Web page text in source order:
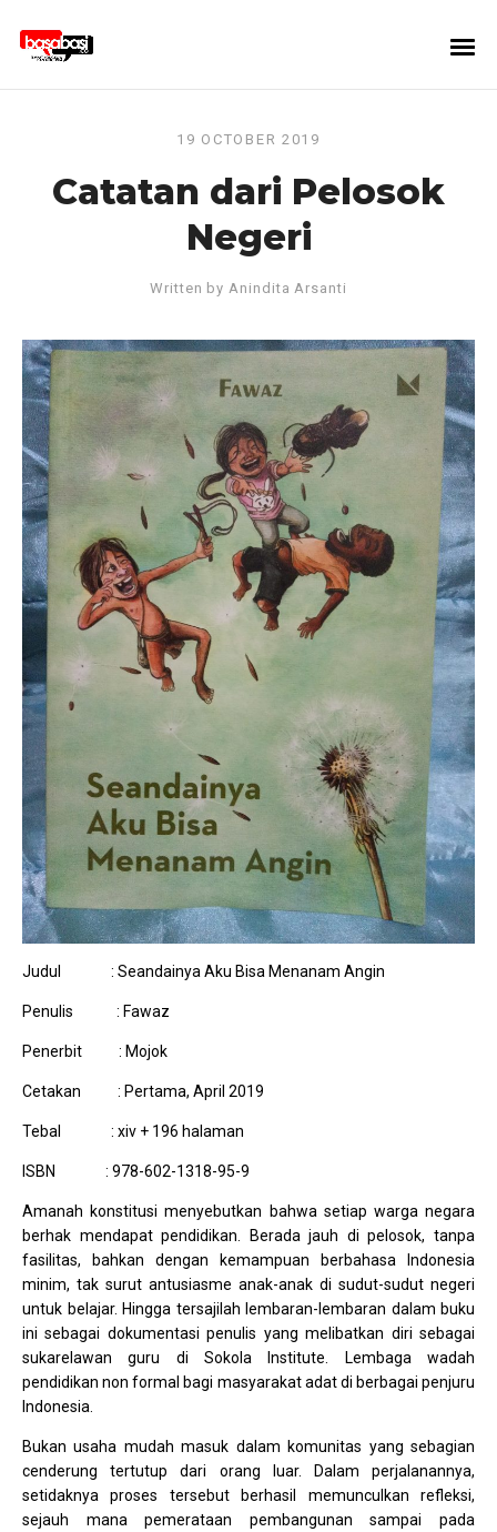
19 OCTOBER 2019
Catatan dari Pelosok
Negeri
Written byAnindita Arsanti
Judul : Seandainya Aku Bisa Menanam Angin
Penulis : Fawaz
Penerbit : Mojok
Cetakan : Pertama, April 2019
Tebal : xiv + 196 halaman
ISBN : 978-602-1318-95-9
Amanah konstitusi menyebutkan bahwa setiap warga negara
berhak mendapat pendidikan. Berada jauh di pelosok, tanpa
fasilitas, bahkan dengan kemampuan berbahasa Indonesia
minim, tak surut antusiasme anak-anak di sudut-sudut negeri
untuk belajar. Hingga tersajilah lembaran-lembaran dalam buku
ini sebagai dokumentasi penulis yang melibatkan diri sebagai
sukarelawan guru di Sokola Institute. Lembaga wadah
pendidikan non formal bagi masyarakat adat di berbagai penjuru
Indonesia.
Bukan usaha mudah masuk dalam komunitas yang sebagian
cenderung tertutup dari orang luar. Dalam perjalanannya,
setidaknya proses tersebut berhasil memunculkan refleksi,
sejauh mana pemerataan pembangunan sampai pada